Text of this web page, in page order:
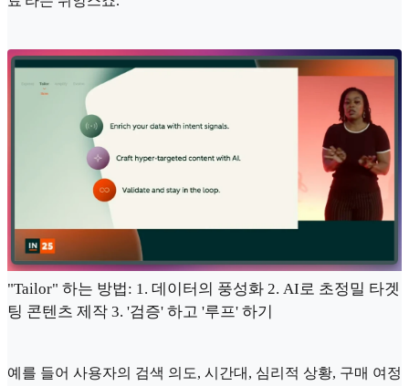
"Tailor" 하는 방법: 1. 데이터의 풍성화 2. AI로 초정밀 타겟
팅 콘텐츠 제작 3. '검증' 하고 '루프' 하기
예를 들어 사용자의 검색 의도, 시간대, 심리적 상황, 구매 여정